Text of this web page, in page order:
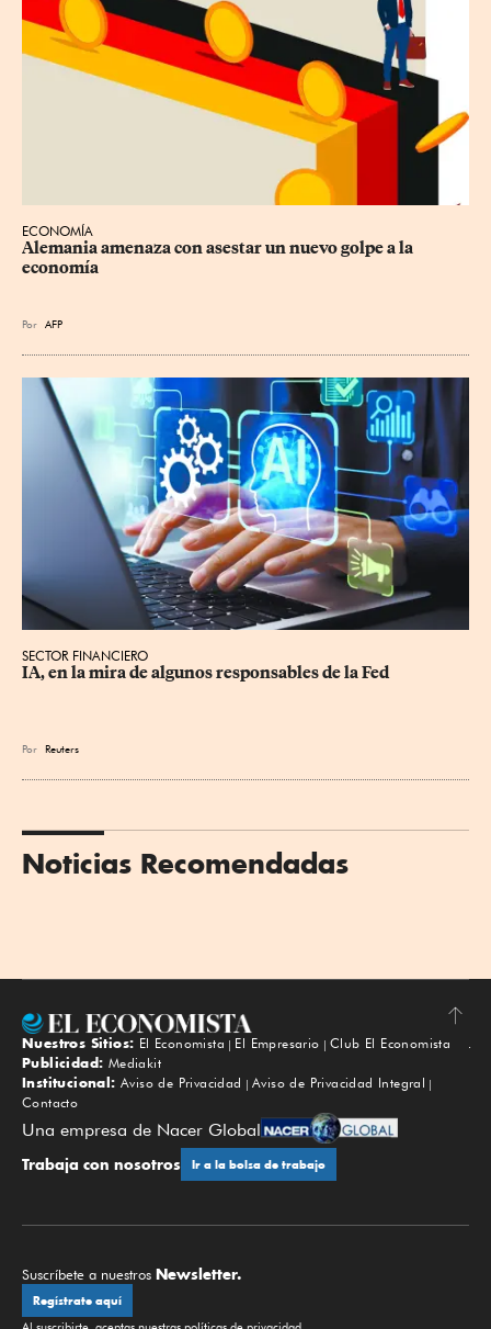
ECONOMÍA
Alemania amenaza con asestar un nuevo golpe a la
economía
Por AFP
SECTOR FINANCIERO
IA, en la mira de algunos responsables de la Fed
Por Reuters
Noticias Recomendadas
Subir
Nuestros Sitios: El Economista El Empresario
Club El Economista
Publicidad: Mediakit
Institucional: Aviso de Privacidad
Aviso de Privacidad Integral
Contacto
Una empresa de Nacer Global
Trabaja con nosotros Ir a la bolsa de trabajo
Suscríbete a nuestros Newsletter.
Regístrate aquí